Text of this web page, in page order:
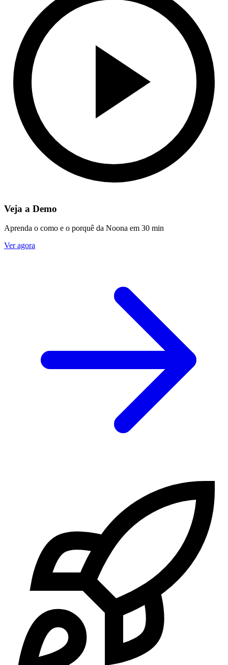
Veja a Demo
Aprenda o como e o porquê da Noona em 30 min
Ver agora